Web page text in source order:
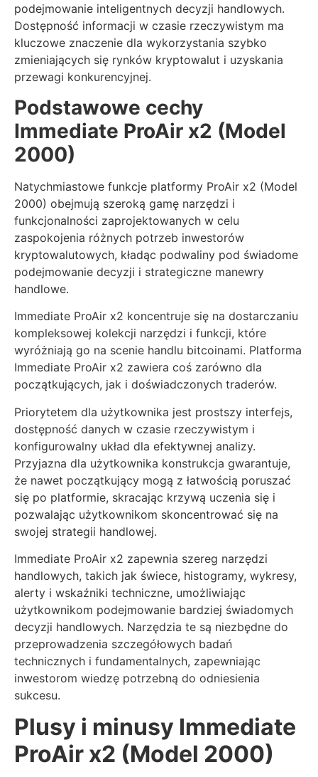
podejmowanie inteligentnych decyzji handlowych.
Dostępność informacji w czasie rzeczywistym ma
kluczowe znaczenie dla wykorzystania szybko
zmieniających się rynków kryptowalut i uzyskania
przewagi konkurencyjnej.
Podstawowe cechy
Immediate ProAir x2 (Model
2000)
Natychmiastowe funkcje platformy ProAir x2 (Model
2000) obejmują szeroką gamę narzędzi i
funkcjonalności zaprojektowanych w celu
zaspokojenia różnych potrzeb inwestorów
kryptowalutowych, kładąc podwaliny pod świadome
podejmowanie decyzji i strategiczne manewry
handlowe.
Immediate ProAir x2 koncentruje się na dostarczaniu
kompleksowej kolekcji narzędzi i funkcji, które
wyróżniają go na scenie handlu bitcoinami. Platforma
Immediate ProAir x2 zawiera coś zarówno dla
początkujących, jak i doświadczonych traderów.
Priorytetem dla użytkownika jest prostszy interfejs,
dostępność danych w czasie rzeczywistym i
konfigurowalny układ dla efektywnej analizy.
Przyjazna dla użytkownika konstrukcja gwarantuje,
że nawet początkujący mogą z łatwością poruszać
się po platformie, skracając krzywą uczenia się i
pozwalając użytkownikom skoncentrować się na
swojej strategii handlowej.
Immediate ProAir x2 zapewnia szereg narzędzi
handlowych, takich jak świece, histogramy, wykresy,
alerty i wskaźniki techniczne, umożliwiając
użytkownikom podejmowanie bardziej świadomych
decyzji handlowych. Narzędzia te są niezbędne do
przeprowadzenia szczegółowych badań
technicznych i fundamentalnych, zapewniając
inwestorom wiedzę potrzebną do odniesienia
sukcesu.
Plusy i minusy Immediate
ProAir x2 (Model 2000)